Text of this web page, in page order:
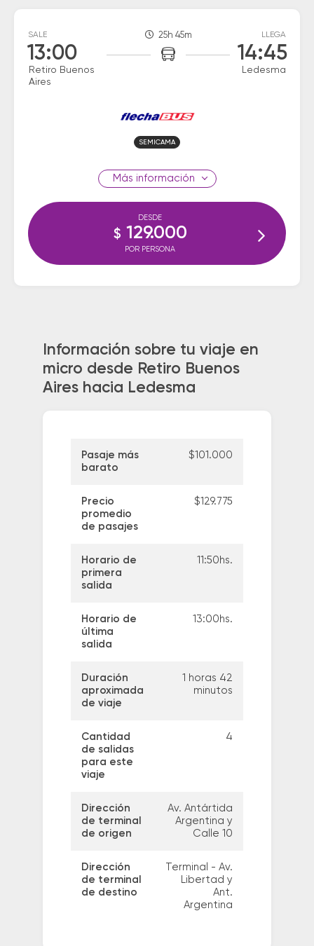
SALE
13:00
Retiro Buenos
Aires
25h 45m LLEGA
14:45
Ledesma
SEMICAMA
información
DESDE
$ 129.000
POR PERSONA
Información sobre tu viaje en
micro desde Retiro Buenos
Aires hacia Ledesma
Pasaje más
barato
$101.000
Precio
promedio
de pasajes
$129.775
Horario de
primera
salida
11:50hs.
Horario de
última
salida
13:00hs.
Duración
aproximada
de viaje
1 horas 42
minutos
Cantidad
de salidas
para este
viaje
4
Dirección
de terminal
de origen
Av. Antártida
Argentina y
Calle 10
Dirección
de terminal
de destino
Terminal - Av.
Libertad y
Ant.
Argentina